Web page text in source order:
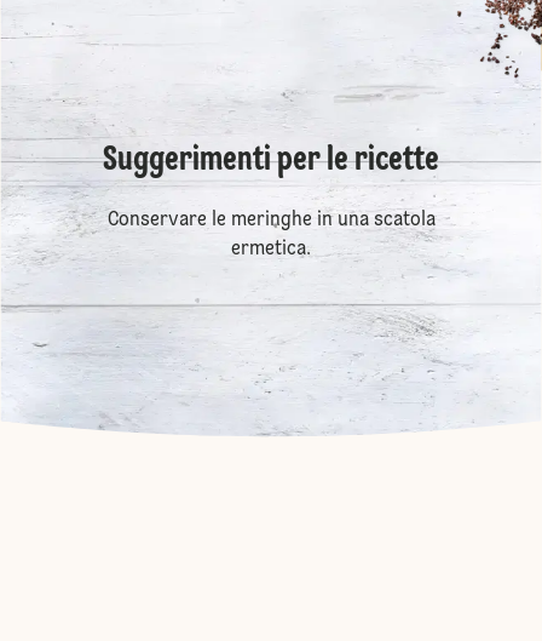
Suggerimenti per le ricette
Conservare le meringhe in una scatola
ermetica.